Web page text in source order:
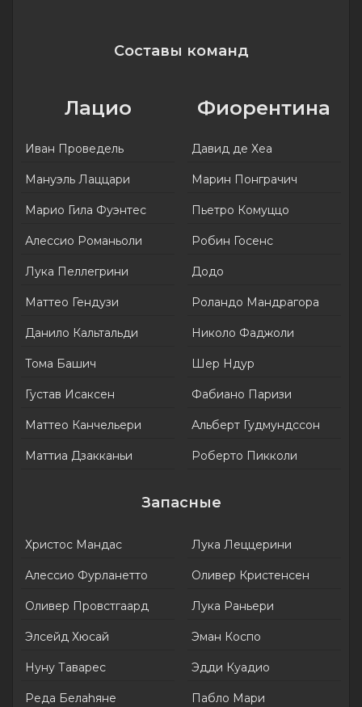
Составы команд
Лацио
Иван Проведель
Мануэль Лаццари
Марио Гила Фуэнтес
Алессио Романьоли
Лука Пеллегрини
Маттео Гендузи
Данило Кальтальди
Тома Башич
Густав Исаксен
Маттео Канчельери
Маттиа Дзакканьи
Фиорентина
Давид де Хеа
Марин Понграчич
Пьетро Комуццо
Робин Госенс
Додо
Роландо Мандрагора
Николо Фаджоли
Шер Ндур
Фабиано Паризи
Альберт Гудмундссон
Роберто Пикколи
Запасные
Христос Мандас
Алессио Фурланетто
Оливер Провстгаард
Элсейд Хюсай
Нуну Таварес
Редa Белаhянe
Лука Леццерини
Оливер Кристенсен
Лука Раньери
Эман Коспо
Эдди Куадио
Пабло Мари